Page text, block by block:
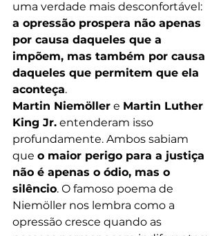
uma verdade mais desconfortável:
a opressão prospera não apenas
por causa daqueles que a
impõem, mas também por causa
daqueles que permitem que ela
aconteça.
Martin Niemöller e Martin Luther
King Jr. entenderam isso
profundamente. Ambos sabiam
que o maior perigo para a justiça
não é apenas o ódio, mas o
silêncio. O famoso poema de
Niemöller nos lembra como a
opressão cresce quando as